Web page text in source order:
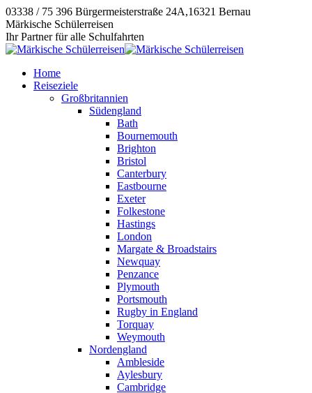
Zum
Inhalt
springen
03338 / 75 396 Bürgermeisterstraße 24A,16321 Bernau
Instagram
page
opens
new
window
E-
Mail
page
new
Facebook
page
opens
new
window
Märkische Schülerreisen
Ihr Partner für alle Schulfahrten
Home
Reiseziele
Großbritannien
Südengland
Bath
Bournemouth
Brighton
Bristol
Canterbury
Eastbourne
Exeter
Folkestone
Hastings
London
Margate & Broadstairs
Newquay
Penzance
Plymouth
Portsmouth
Rugby in England
Torquay
Weymouth
Nordengland
Ambleside
Aylesbury
Cambridge